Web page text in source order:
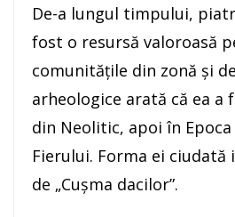
De-a lungul timpului,
fost o resursă valoroasă
comunităţile din zonă şi
arheologice arată că ea a
din Neolitic, apoi în
Fierului. Forma ei ciudată
de „Cuşma dacilor”.